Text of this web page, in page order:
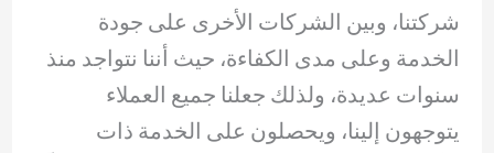
شركتنا، وبين الشركات الأخرى على جودة
الخدمة وعلى مدى الكفاءة، حيث أننا نتواجد منذ
سنوات عديدة، ولذلك جعلنا جميع العملاء
يتوجهون إلينا، ويحصلون على الخدمة ذات